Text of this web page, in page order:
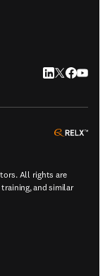
LinkedIn 新
Twitter 新
All rights are
and similar